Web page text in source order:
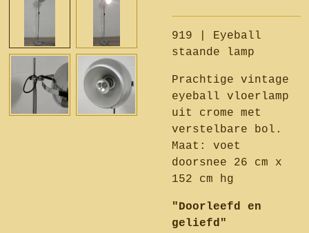
919 | Eyeball
staande lamp
Prachtige vintage
eyeball vloerlamp
uit crome met
verstelbare bol.
Maat: voet
doorsnee 26 cm x
152 cm hg
"Doorleefd en
geliefd"